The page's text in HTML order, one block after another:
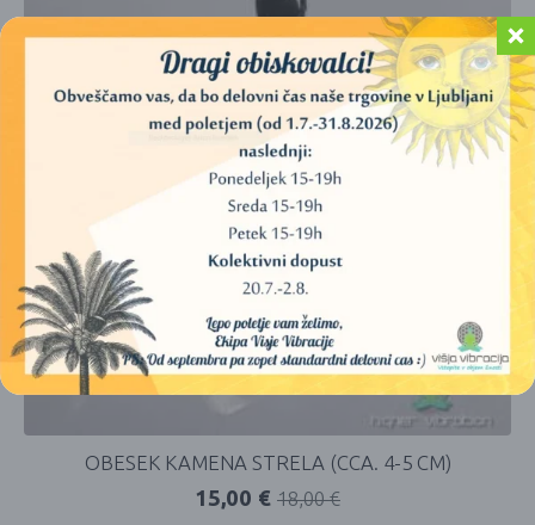
OBESEK KAMENA STRELA (CCA. 4-5 CM)
18,00€
15,00 €